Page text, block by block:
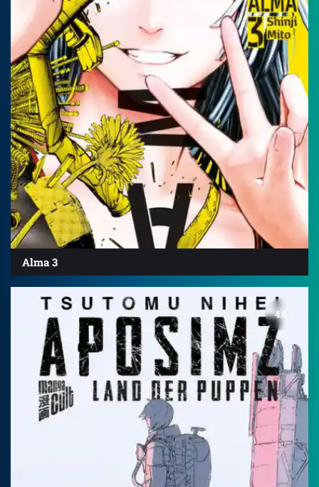
Alma 3
4.6